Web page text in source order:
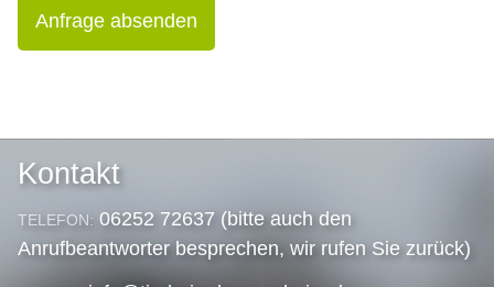
Anfrage absenden
Kontakt
TELEFON: 06252 72637 (bitte auch den
Anrufbeantworter besprechen, wir rufen Sie zurück)